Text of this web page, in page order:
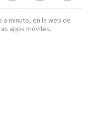
minuto, en la web de
apps móviles.